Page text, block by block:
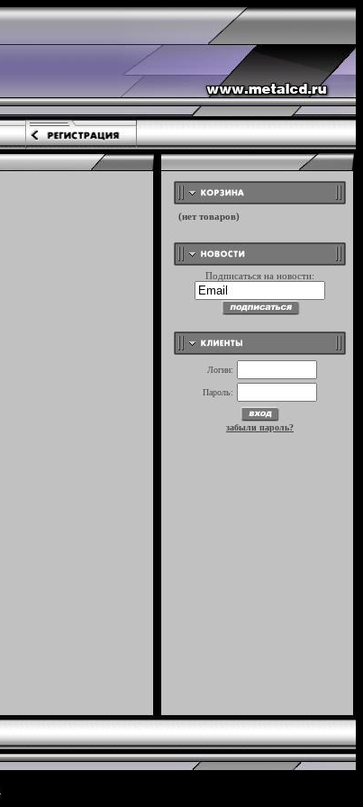
Подписаться на новости:
Логин:
Пароль:
забыли пароль?